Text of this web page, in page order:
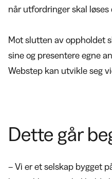
når utfordringer skal løses
Mot slutten av oppholdet
sine og presentere egne
Webstep kan utvikle seg
Dette går
– Vi er et selskap bygget